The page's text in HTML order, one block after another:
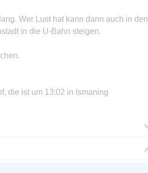
Wer Lust hat kann dann auch in den
in die U-Bahn steigen.
die ist um 13:02 in Ismaning